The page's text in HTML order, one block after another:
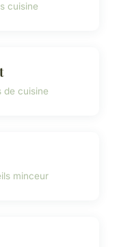
cuisine
de cuisine
minceur